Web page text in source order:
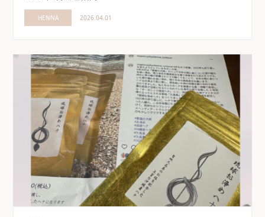
HENNA 2026.04.01